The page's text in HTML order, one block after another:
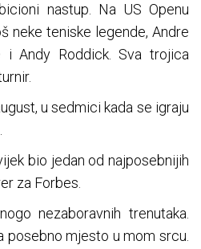
nastup. Na US Openu
neke teniske legende, Andre
i Andy Roddick. Sva trojica
u sedmici kada se igraju
bio jedan od najposebnijih
za Forbes.
nezaboravnih trenutaka.
posebno mjesto u mom srcu.